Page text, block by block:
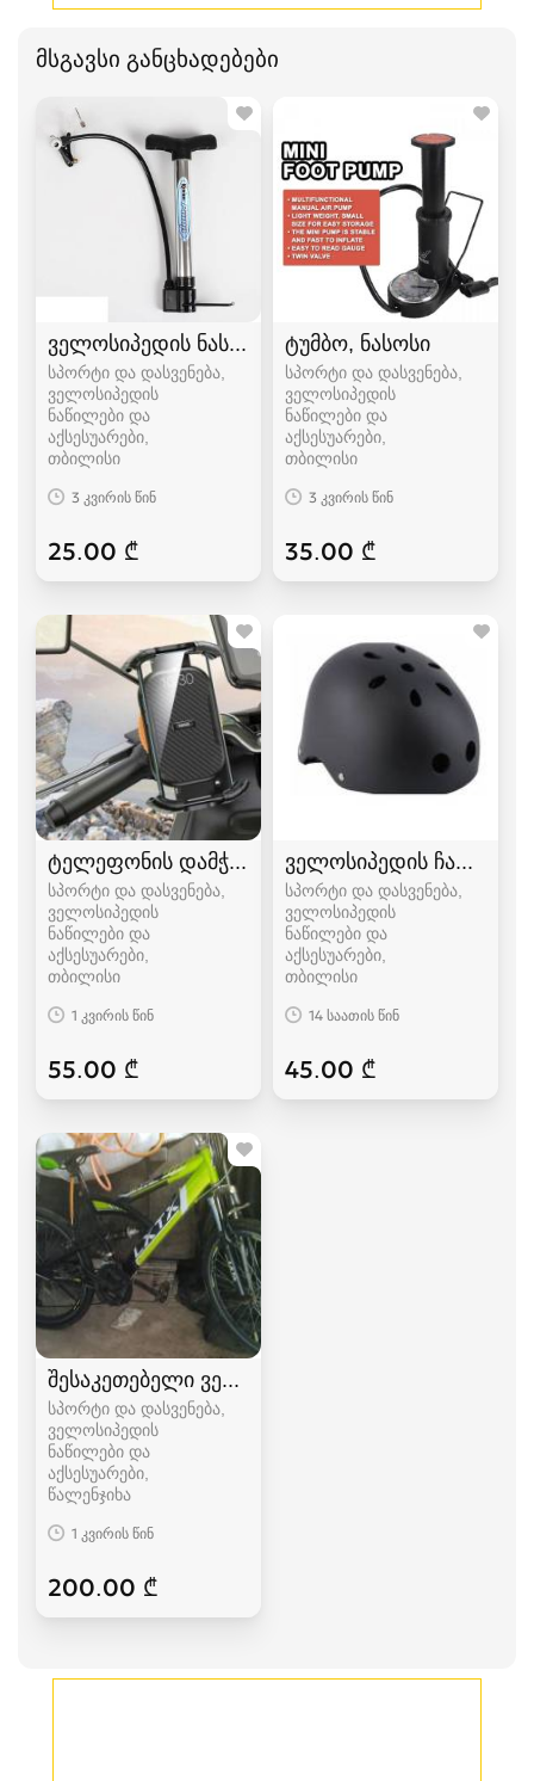
მსგავსი განცხადებები
ველოსიპედის ნასოსი ტუმბო
სპორტი და დასვენება,
ველოსიპედის
ნაწილები და
აქსესუარები
თბილისი
3 კვირის წინ
25.00 ₾
ტუმბო, ნასოსი
სპორტი და დასვენება,
ველოსიპედის
ნაწილები და
აქსესუარები
თბილისი
3 კვირის წინ
35.00 ₾
ტელეფონის დამჭერი (ველოსიპედის)
სპორტი და დასვენება,
ველოსიპედის
ნაწილები და
აქსესუარები
თბილისი
1 კვირის წინ
55.00 ₾
ველოსიპედის ჩაფხუტი
სპორტი და დასვენება,
ველოსიპედის
ნაწილები და
აქსესუარები
თბილისი
14 საათის წინ
45.00 ₾
შესაკეთებელი ველოსიპედი
სპორტი და დასვენება,
ველოსიპედის
ნაწილები და
აქსესუარები
წალენჯიხა
1 კვირის წინ
200.00 ₾